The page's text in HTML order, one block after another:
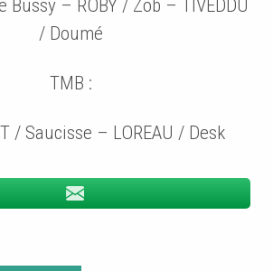
Bussy – ROBY / Zob – TIVEDDU
/ Doumé
TMB :
/ Saucisse – LOREAU / Desk